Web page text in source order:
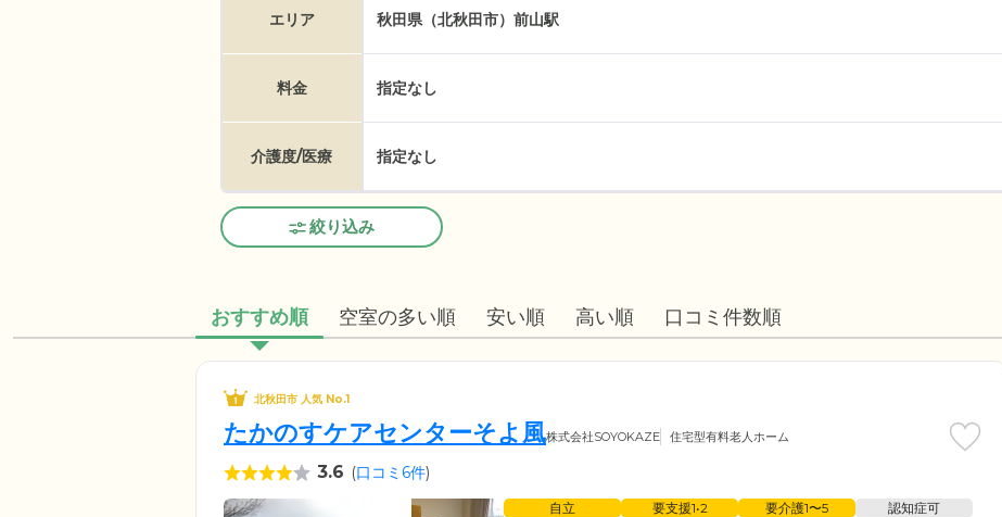
エリア 秋田県（北秋田市） 前山駅
料金 指定なし
介護度/医療 指定なし
絞り込み
おすすめ順 空室の多い順 安い順 高い順 口コミ件数順
北秋田市 人気 No.1
たかのすケアセンターそよ風株式会社SOYOKAZE 住宅型有料老人ホーム
3.6 (口コミ6件)
自立 要支援1•2 要介護1〜5 認知症可